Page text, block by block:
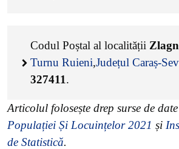
Codul Poștal al localității
Turnu Ruieni,Județul Caraș-
327411.
Articolul folosește drep surse de date
Populației Și Locuințelor 2021 și
de Statistică.